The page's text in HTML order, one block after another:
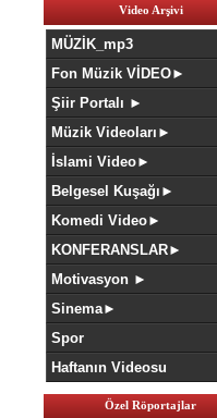
Video Arşivi
MÜZİK_mp3
Fon Müzik VİDEO►
Şiir Portalı ►
Müzik Videoları►
İslami Video►
Belgesel Kuşağı►
Komedi Video►
KONFERANSLAR►
Motivasyon ►
Sinema►
Spor
Haftanın Videosu
Özel Röportajlar